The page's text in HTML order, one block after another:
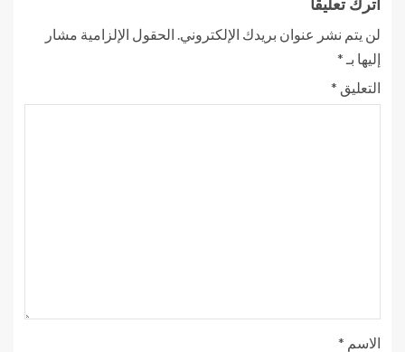
لن يتم نشر عنوان بريدك الإلكتروني. الحقول الإلزامية مشار
إليها بـ *
التعليق *
الاسم *